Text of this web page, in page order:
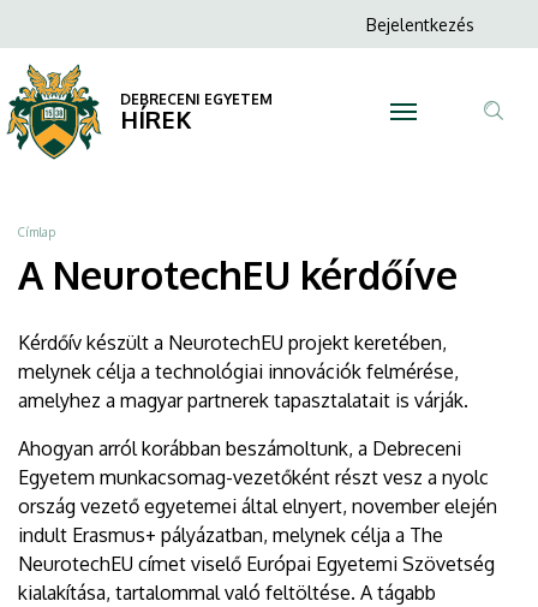
NeurotechEU
kérdőíve
DEBRECENI
EGYETEM
a
tartalomra
Anonim
menüje
Bejelentkezés
DEBRECENI EGYETEM
HÍREK
Morzsa
Címlap
A NeurotechEU kérdőíve
Kérdőív készült a NeurotechEU projekt keretében,
melynek célja a technológiai innovációk felmérése,
amelyhez a magyar partnerek tapasztalatait is várják.
Ahogyan arról korábban beszámoltunk, a Debreceni
Egyetem munkacsomag-vezetőként részt vesz a nyolc
ország vezető egyetemei által elnyert, november elején
indult Erasmus+ pályázatban, melynek célja a The
NeurotechEU címet viselő Európai Egyetemi Szövetség
kialakítása, tartalommal való feltöltése. A tágabb